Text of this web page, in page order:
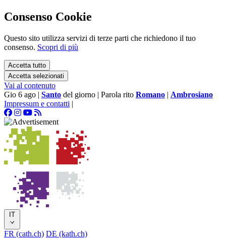
Consenso Cookie
Questo sito utilizza servizi di terze parti che richiedono il tuo
consenso. Scopri di più
Accetta tutto
Accetta selezionati
Vai al contenuto
Gio 6 ago | Santo del giorno | Parola rito Romano | Ambrosiano
Impressum e contatti |
IT
FR (cath.ch) DE (kath.ch)